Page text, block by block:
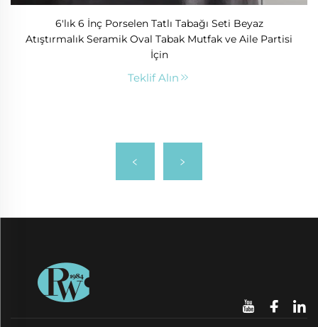
6'lık 6 İnç Porselen Tatlı Tabağı Seti Beyaz
Atıştırmalık Seramik Oval Tabak Mutfak ve Aile Partisi
İçin
Teklif Alın